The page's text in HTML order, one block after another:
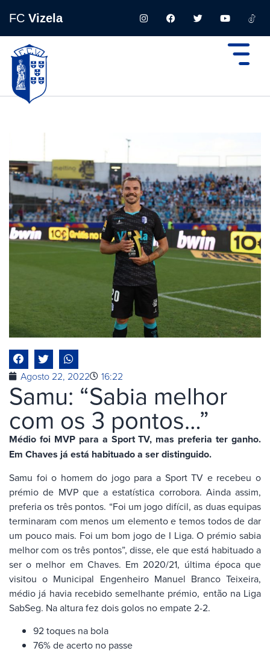
FC Vizela
Agosto 22, 2022 16:22
Samu: “Sabia melhor
com os 3 pontos…”
Médio foi MVP para a Sport TV, mas preferia ter ganho.
Em Chaves já está habituado a ser distinguido.
Samu foi o homem do jogo para a Sport TV e recebeu o
prémio de MVP que a estatística corrobora. Ainda assim,
preferia os três pontos. “Foi um jogo difícil, as duas equipas
terminaram com menos um elemento e temos todos de dar
um pouco mais. Foi um bom jogo de I Liga. O prémio sabia
melhor com os três pontos”, disse, ele que está habituado a
ser o melhor em Chaves. Em 2020/21, última época que
visitou o Municipal Engenheiro Manuel Branco Teixeira,
médio já havia recebido semelhante prémio, então na Liga
SabSeg. Na altura fez dois golos no empate 2-2.
92 toques na bola
76% de acerto no passe